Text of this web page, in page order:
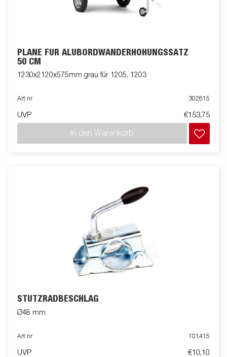
PLANE FÜR ALUBORDWANDERHÖHUNGSSATZ
50 CM
1230x2120x575mm grau für 1205, 1203
Art nr 302615
UVP €153,75
In den Warenkorb
STÜTZRADBESCHLAG
Ø48 mm
Art nr 101415
UVP €10,10